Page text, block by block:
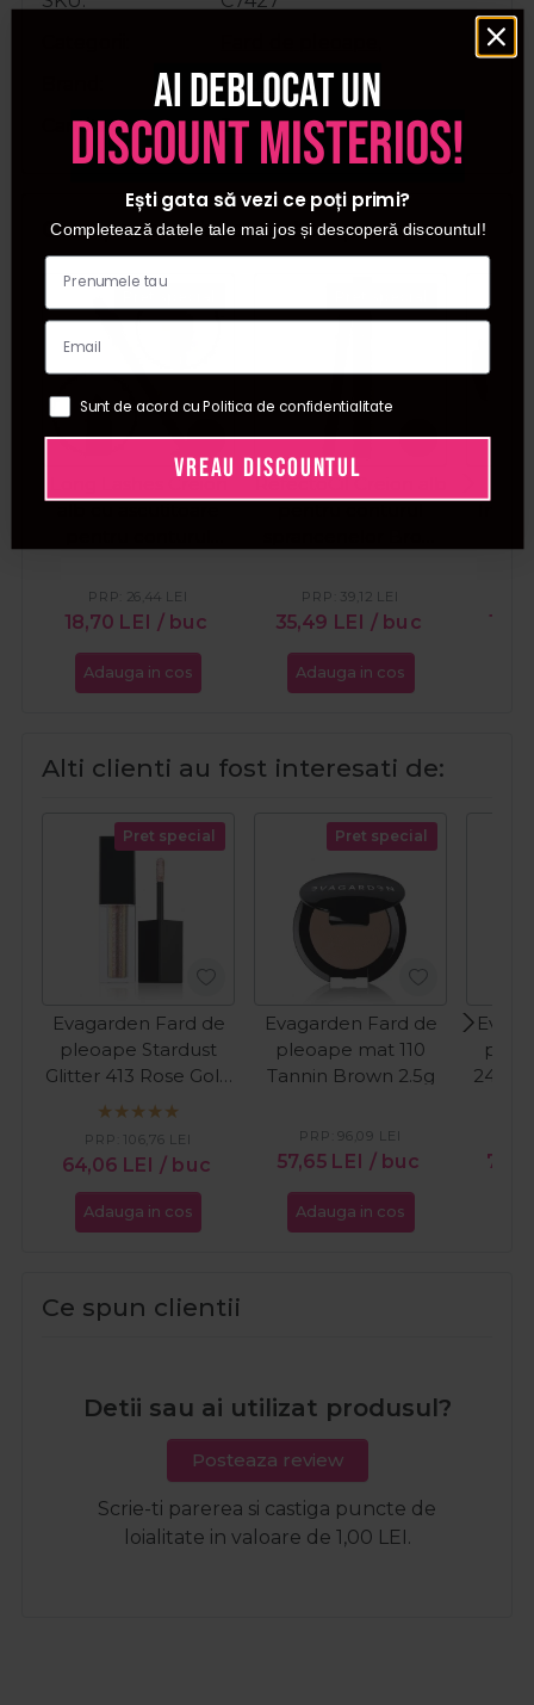
Cupio
Cantitate
3g
Cumparate frecvent impreuna:
Long Lashes Creion
Wonder Brow
18,70 LEI / buc
PRP: 26,44 LEI
Adauga in cos
RefectoCil Creion alb
35,49 LEI / buc
PRP: 39,12 LEI
Adauga in cos
Alti clienti au fost interesati de:
Pret special
Evagarden Fard de
pleoape Stardust
Glitter 413 Rose Gold
4ml
64,06 LEI / buc
PRP: 106,76 LEI
Adauga in cos
Pret special
Evagarden Fard de
pleoape mat 110
Tannin Brown 2.5g
57,65 LEI / buc
PRP:96,09 LEI
Adauga in cos
244
Ce spun clientii
Detii sau ai utilizat produsul?
Posteaza review
Scrie-ti parerea si castiga puncte de
loialitate in valoare de 1,00 LEI.
Ai deblocat un
discount misterios!
Ești gata să vezi ce poți primi?
Completează datele tale mai jos și descoperă discountul!
Sunt de acord cu Politica de confidentialitate
VREAU DISCOUNTUL